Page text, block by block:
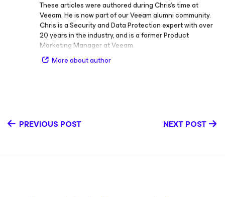
These articles were authored during Chris’s time at
Veeam. He is now part of our Veeam alumni community.
Chris is a Security and Data Protection expert with over
20 years in the industry, and is a former Product
Marketing Manager at Veeam.
More about author
PREVIOUS POST NEXT POST